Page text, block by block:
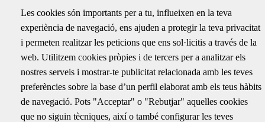
Subscriu-te
Rep per correu electrònic totes les novetats d'ABM i coneix els
darrers projectes on hem treballat
Aquest camp només és per validació i no s'ha de modificar.
Correu electrònic*
Les cookies són importants per a tu, influeixen en la teva
experiència de navegació, ens ajuden a protegir la teva privacitat
i permeten realitzar les peticions que ens sol·licitis a través de la
web. Utilitzem cookies pròpies i de tercers per a analitzar els
nostres serveis i mostrar-te publicitat relacionada amb les teves
preferències sobre la base d’un perfil elaborat amb els teus hàbits
de navegació. Pots "Acceptar" o "Rebutjar" aquelles cookies
que no siguin tècniques, així o també configurar les teves